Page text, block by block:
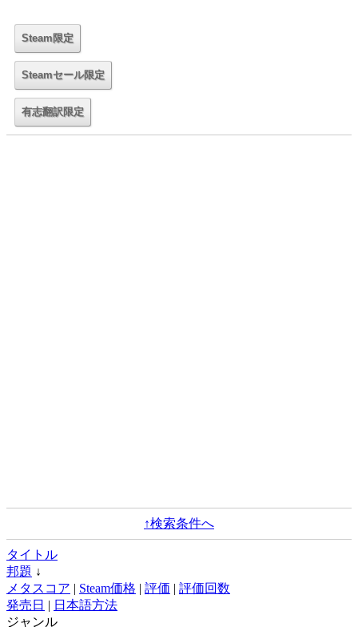
↑検索条件へ
タイトル
邦題 ↓
メタスコア | Steam価格 | 評価 | 評価回数
発売日 | 日本語方法
ジャンル